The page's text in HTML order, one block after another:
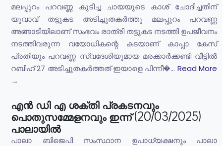
മലപ്പുറം പറവണ്ണ കുടിച്ച ചായയുടെ കാശ് ചോദിച്ചതിന്
യുവാവ് തട്ടുകട അടിച്ചുതകർത്തു മലപ്പുറം പറവണ്ണ
അങ്ങാടിയിലാണ് സംഭവം രാത്രി തട്ടുകട നടത്തി ഉപജീവനം
നടത്തിവരുന്ന വയോധികന്റെ കടയാണ് കാപ്പാ കേസ്
പ്രതിയും പറവണ്ണ സ്വദേശിയുമായ മരക്കാർക്കണ്ടി വീട്ടിൽ
റബീഹ് 27 അടിച്ചുതകർത്തത് ഇയാളെ പിന്നീ�... Read More
→
എൻ ഡി എ ശക്തി പ്രകടനവും
പൊതുസമ്മേളനവും ഇന്ന് (20/03/2025)
പാലായിൽ
പാലാ ബിജെപി സംസ്ഥാന ഉപാധ്യക്ഷനും പാലാ